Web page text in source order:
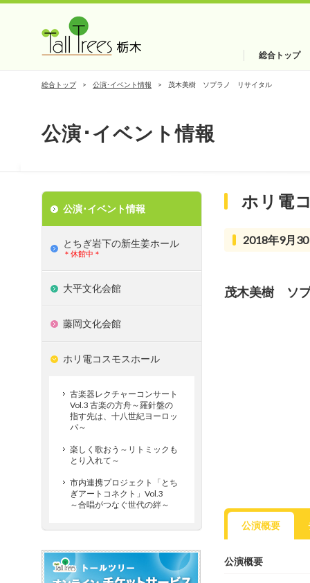
総合トップ
総合トップ 公演･イベント情報 茂木美樹 ソプラノ リサイタル
公演･イベント情報
ホリ電
2018年9月
茂木美樹 ソ
公演概要
公演概要
公演･イベント情報
とちぎ岩下の新⽣姜ホール
＊休館中＊
大平文化会館
藤岡文化会館
ホリ電コスモスホール
古楽器レクチャーコンサート
Vol.3 古楽の方舟～羅針盤の
指す先は、十八世紀ヨーロッ
パ～
楽しく歌おう～リトミックも
とり入れて～
市内連携プロジェクト「とち
ぎアートコネクト」Vol.3
～合唱がつなぐ世代の絆～